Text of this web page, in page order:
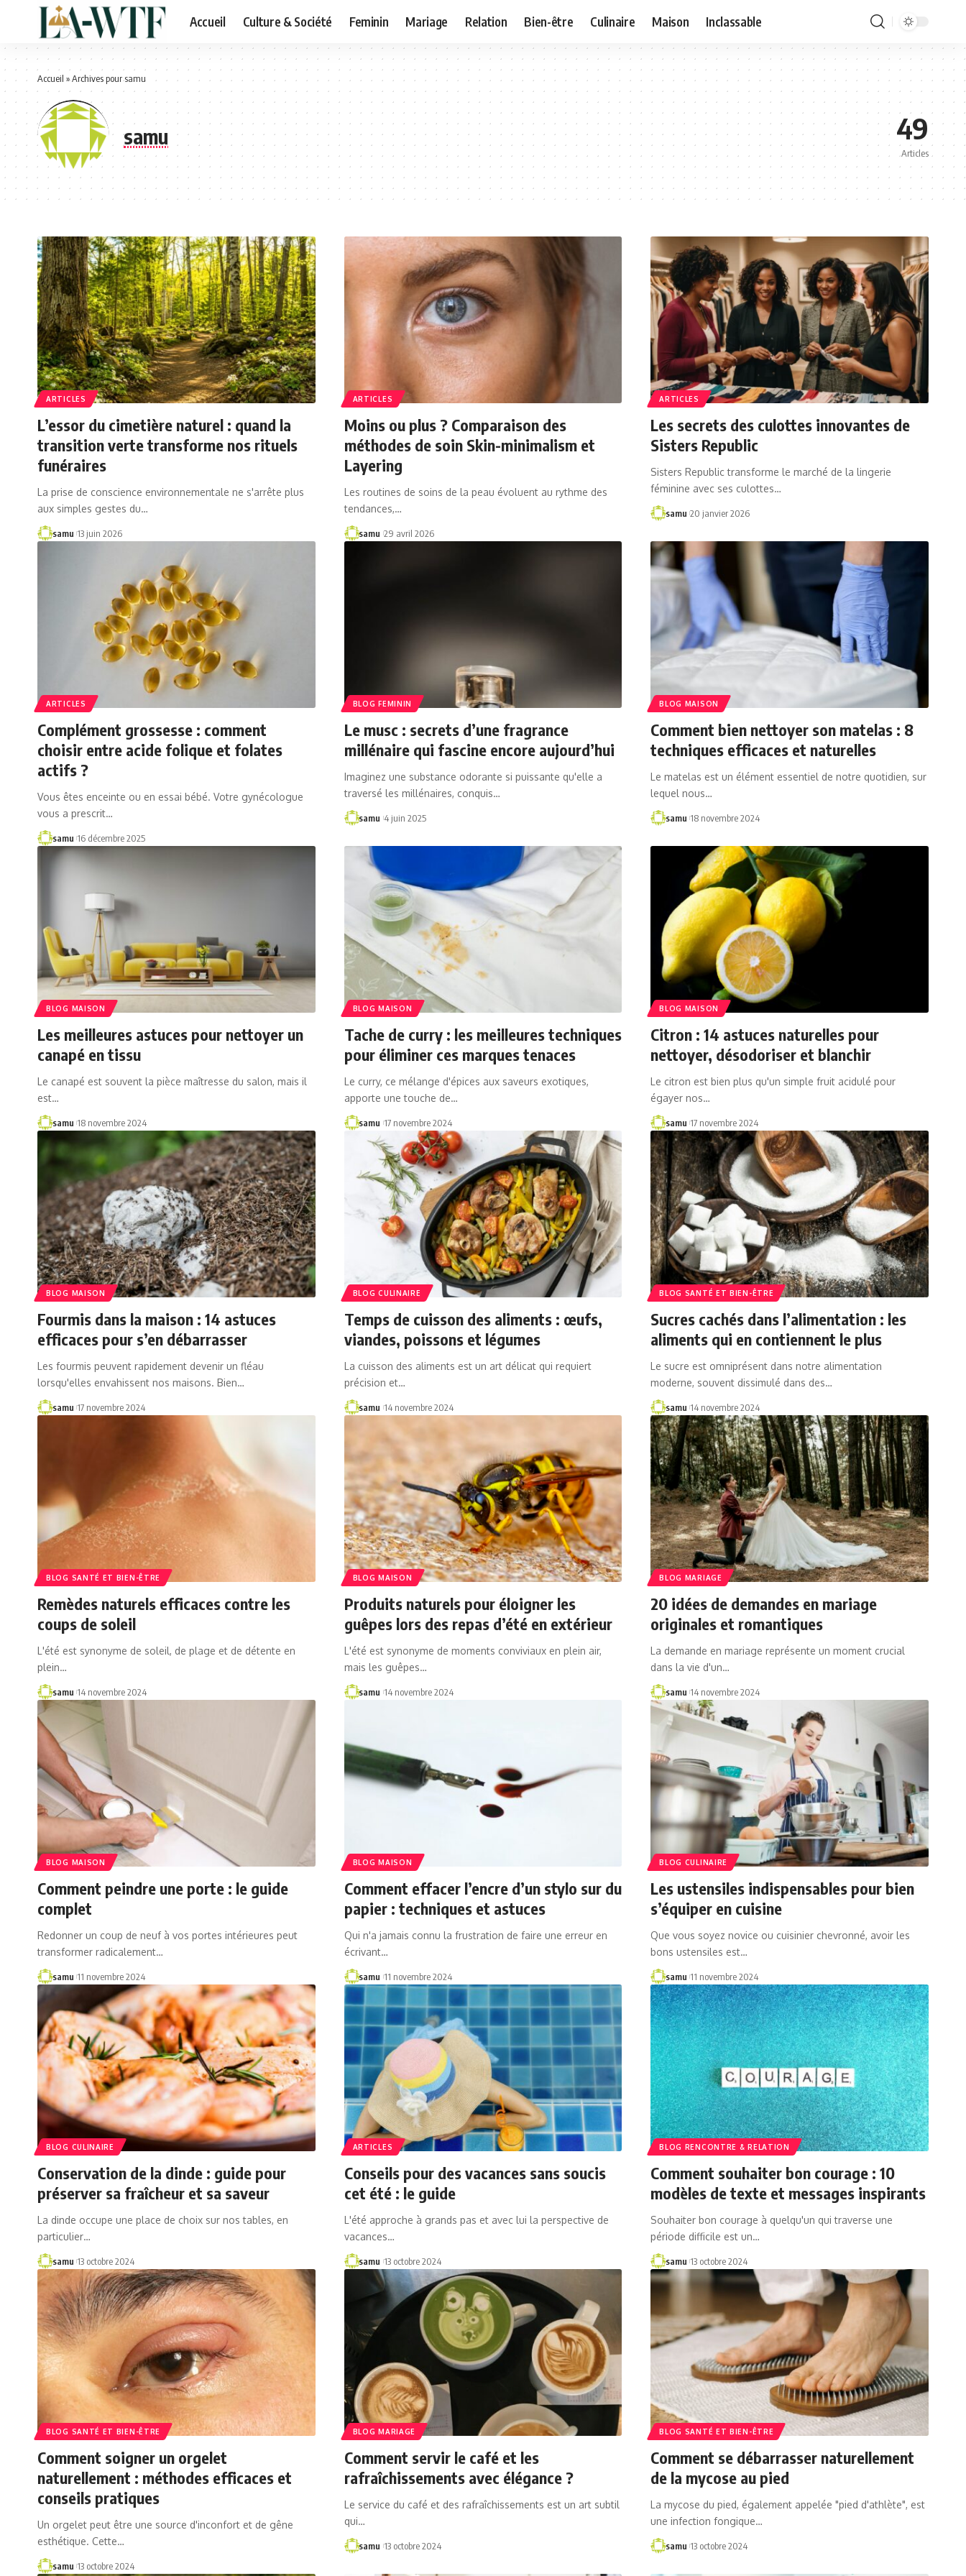
Accueil Culture & Société Feminin Mariage Relation Bien-être Culinaire Maison Inclassable
Accueil »Archives pour samu
samu 49
Articles
ARTICLES
L’essor du cimetière naturel : quand la
transition verte transforme nos rituels
funéraires
La prise de conscience environnementale ne s'arrête plus
aux simples gestes du…
samu 13 juin 2026
ARTICLES
Moins ou plus ? Comparaison des
méthodes de soin Skin-minimalism et
Layering
Les routines de soins de la peau évoluent au rythme des
tendances,…
samu 29 avril 2026
ARTICLES
Les secrets des culottes innovantes de
Sisters Republic
Sisters Republic transforme le marché de la lingerie
féminine avec ses culottes…
samu 20 janvier 2026
ARTICLES
Complément grossesse : comment
choisir entre acide folique et folates
actifs ?
Vous êtes enceinte ou en essai bébé. Votre gynécologue
vous a prescrit…
samu 16 décembre 2025
BLOG FEMININ
Le musc : secrets d’une fragrance
millénaire qui fascine encore aujourd’hui
Imaginez une substance odorante si puissante qu'elle a
traversé les millénaires, conquis…
samu 4 juin 2025
BLOG MAISON
Comment bien nettoyer son matelas : 8
techniques efficaces et naturelles
Le matelas est un élément essentiel de notre quotidien, sur
lequel nous…
samu 18 novembre 2024
BLOG MAISON
Les meilleures astuces pour nettoyer un
canapé en tissu
Le canapé est souvent la pièce maîtresse du salon, mais il
est…
samu 18 novembre 2024
BLOG MAISON
Tache de curry : les meilleures techniques
pour éliminer ces marques tenaces
Le curry, ce mélange d'épices aux saveurs exotiques,
apporte une touche de…
samu 17 novembre 2024
BLOG MAISON
Citron : 14 astuces naturelles pour
nettoyer, désodoriser et blanchir
Le citron est bien plus qu'un simple fruit acidulé pour
égayer nos…
samu 17 novembre 2024
BLOG MAISON
Fourmis dans la maison : 14 astuces
efficaces pour s’en débarrasser
Les fourmis peuvent rapidement devenir un fléau
lorsqu'elles envahissent nos maisons. Bien…
samu 17 novembre 2024
BLOG CULINAIRE
Temps de cuisson des aliments : œufs,
viandes, poissons et légumes
La cuisson des aliments est un art délicat qui requiert
précision et…
samu 14 novembre 2024
BLOG SANTÉ ET BIEN-ÊTRE
Sucres cachés dans l’alimentation : les
aliments qui en contiennent le plus
Le sucre est omniprésent dans notre alimentation
moderne, souvent dissimulé dans des…
samu 14 novembre 2024
BLOG SANTÉ ET BIEN-ÊTRE
Remèdes naturels efficaces contre les
coups de soleil
L'été est synonyme de soleil, de plage et de détente en
plein…
samu 14 novembre 2024
BLOG MAISON
Produits naturels pour éloigner les
guêpes lors des repas d’été en extérieur
L'été est synonyme de moments conviviaux en plein air,
mais les guêpes…
samu 14 novembre 2024
BLOG MARIAGE
20 idées de demandes en mariage
originales et romantiques
La demande en mariage représente un moment crucial
dans la vie d'un…
samu 14 novembre 2024
BLOG MAISON
Comment peindre une porte : le guide
complet
Redonner un coup de neuf à vos portes intérieures peut
transformer radicalement…
samu 11 novembre 2024
BLOG MAISON
Comment effacer l’encre d’un stylo sur du
papier : techniques et astuces
Qui n'a jamais connu la frustration de faire une erreur en
écrivant…
samu 11 novembre 2024
BLOG CULINAIRE
Les ustensiles indispensables pour bien
s’équiper en cuisine
Que vous soyez novice ou cuisinier chevronné, avoir les
bons ustensiles est…
samu 11 novembre 2024
BLOG CULINAIRE
Conservation de la dinde : guide pour
préserver sa fraîcheur et sa saveur
La dinde occupe une place de choix sur nos tables, en
particulier…
samu 13 octobre 2024
ARTICLES
Conseils pour des vacances sans soucis
cet été : le guide
L'été approche à grands pas et avec lui la perspective de
vacances…
samu 13 octobre 2024
BLOG RENCONTRE & RELATION
Comment souhaiter bon courage : 10
modèles de texte et messages inspirants
Souhaiter bon courage à quelqu'un qui traverse une
période difficile est un…
samu 13 octobre 2024
BLOG SANTÉ ET BIEN-ÊTRE
Comment soigner un orgelet
naturellement : méthodes efficaces et
conseils pratiques
Un orgelet peut être une source d'inconfort et de gêne
esthétique. Cette…
samu 13 octobre 2024
BLOG MARIAGE
Comment servir le café et les
rafraîchissements avec élégance ?
Le service du café et des rafraîchissements est un art subtil
qui…
samu 13 octobre 2024
BLOG SANTÉ ET BIEN-ÊTRE
Comment se débarrasser naturellement
de la mycose au pied
La mycose du pied, également appelée "pied d'athlète", est
une infection fongique…
samu 13 octobre 2024